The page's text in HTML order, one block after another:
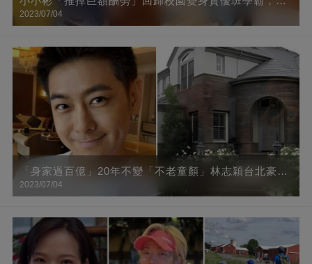
年後近照曝光，肉臉全消「成小鮮肉帥哥」網友直呼：
2023/07/04
「身家過百億」20年不變「不老童顏」林志穎台北豪宅
曝光，里面竟全是這種高科技，羨慕了！
2023/07/04